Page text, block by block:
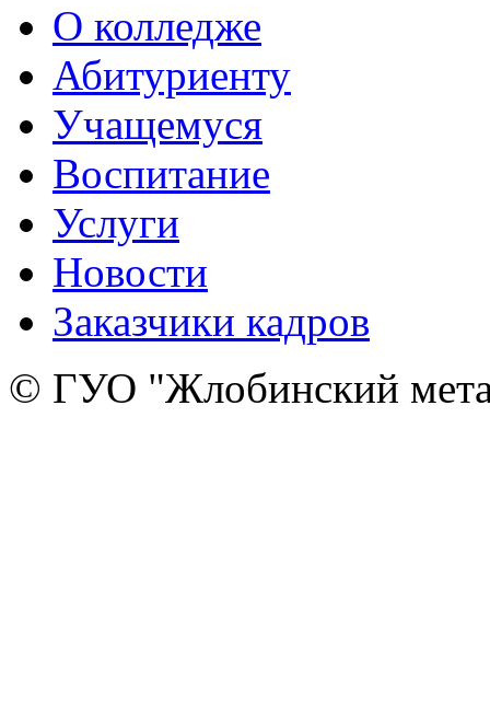
О колледже
Абитуриенту
Учащемуся
Воспитание
Услуги
Новости
Заказчики кадров
© ГУО "Жлобинский